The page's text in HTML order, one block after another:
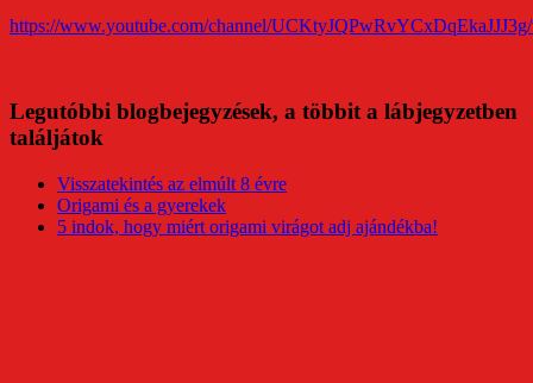
https://www.youtube.com/channel/
Legutóbbi blogbejegyzések, a többit a lábjegyzetben
találjátok
Visszatekintés az elmúlt 8 évre
Origami és a gyerekek
5 indok, hogy miért origami virágot adj ajándékba!